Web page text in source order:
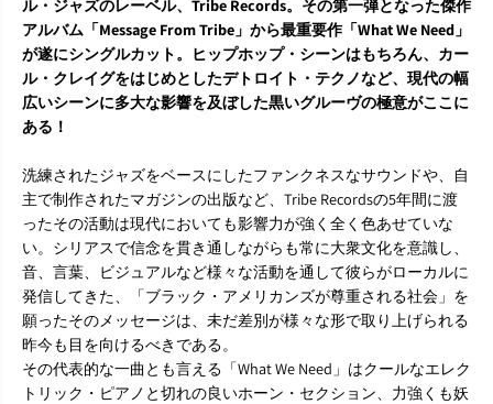
L
I
N
『
W
h
a
W
e
N
e
/
T
h
e
W
o
L
I
N
『
W
h
W
e
N
e
e
d
h
e
W
o
ル・ジャズのレーベル、Tribe Records。その第一弾となった傑作
アルバム「Message From Tribe」から最重要作「What We Need」
が遂にシングルカット。ヒップホップ・シーンはもちろん、カー
ル・クレイグをはじめとしたデトロイト・テクノなど、現代の幅
広いシーンに多大な影響を及ぼした黒いグルーヴの極意がここに
ある！
洗練されたジャズをベースにしたファンクネスなサウンドや、自
主で制作されたマガジンの出版など、Tribe Recordsの5年間に渡
ったその活動は現代においても影響力が強く全く色あせていな
い。シリアスで信念を貫き通しながらも常に大衆文化を意識し、
音、言葉、ビジュアルなど様々な活動を通して彼らがローカルに
発信してきた、「ブラック・アメリカンズが尊重される社会」を
願ったそのメッセージは、未だ差別が様々な形で取り上げられる
昨今も目を向けるべきである。
その代表的な一曲とも言える「What We Need」はクールなエレク
トリック・ピアノと切れの良いホーン・セクション、力強くも妖